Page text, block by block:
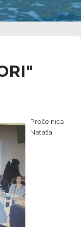
Pročelnica
Nataša